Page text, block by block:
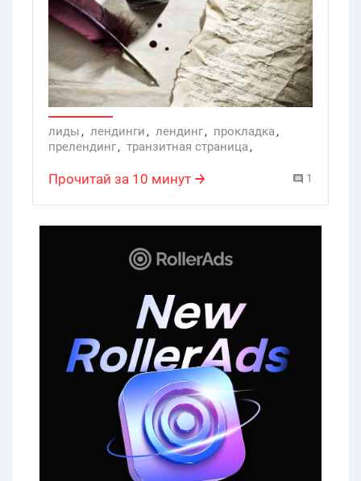
опытный арбтиран. В этом есть доля
правды. Но какие еще функции
выполняет транзитная страница и как
она должна быть устроена? Попробуем
разобраться.
лиды, лендинги, лендинг, прокладка,
прелендинг, транзитная страница,
Прочитай за 10 минут 1